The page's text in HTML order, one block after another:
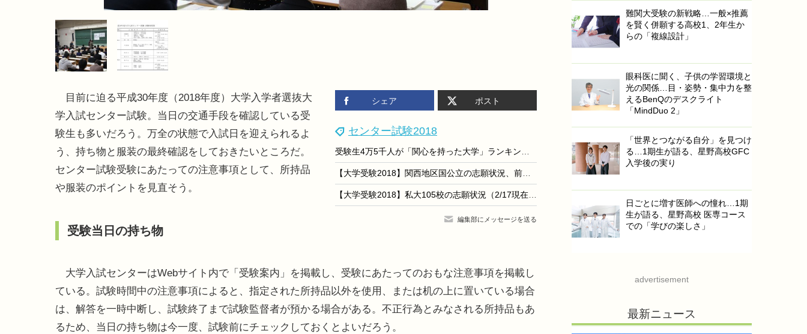
シェア ポスト
センター試験2018
受験生4万5千人が「関心を持った大学」ランキング、エリア別1位は？
【大学受験2018】関西地区国公立の志願状況、前年度3,167人減
【大学受験2018】私大105校の志願状況（2/17現在）都市部大規模大人気目立つ
編集部にメッセージを送る
目前に迫る平成30年度（2018年度）大学入学者選抜大
学入試センター試験。当日の交通手段を確認している受
験生も多いだろう。万全の状態で入試日を迎えられるよ
う、持ち物と服装の最終確認をしておきたいところだ。
センター試験受験にあたっての注意事項として、所持品
や服装のポイントを見直そう。
受験当日の持ち物
大学入試センターはWebサイト内で「受験案内」を掲載し、受験にあたってのおもな注意事項を掲載し
ている。試験時間中の注意事項によると、指定された所持品以外を使用、または机の上に置いている場合
は、解答を一時中断し、試験終了まで試験監督者が預かる場合がある。不正行為とみなされる所持品もあ
るため、当日の持ち物は今一度、試験前にチェックしておくとよいだろう。
難関大受験の新戦略…一般×推薦
を賢く併願する高校1、2年生か
らの「複線設計」
眼科医に聞く、子供の学習環境と
光の関係…目・姿勢・集中力を整
えるBenQのデスクライト
「MindDuo 2」
「世界とつながる自分」を見つけ
る…1期生が語る、星野高校GFC
入学後の実り
日ごとに増す医師への憧れ…1期
生が語る、星野高校 医専コース
での「学びの楽しさ」
advertisement
最新ニュース